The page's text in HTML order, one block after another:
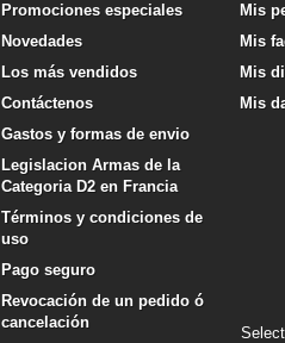
Promociones especiales
Novedades
Los más vendidos
Contáctenos
Gastos y formas de envio
Legislacion Armas de la
Categoria D2 en Francia
Términos y condiciones de
uso
Pago seguro
Revocación de un pedido ó
cancelación
Mis
Mis
Mis
Mis